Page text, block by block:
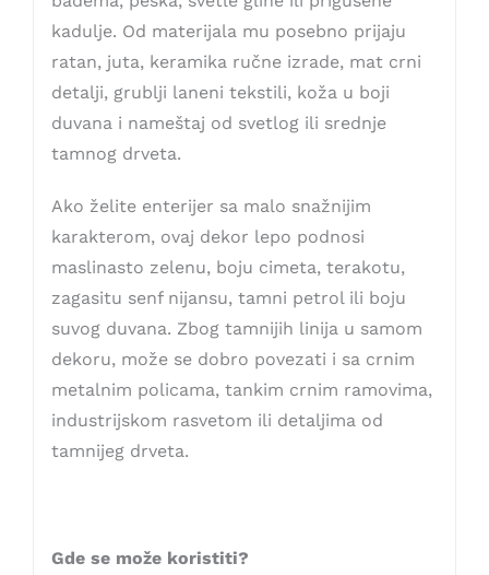
kadulje. Od materijala mu posebno prijaju
ratan, juta, keramika ručne izrade, mat crni
detalji, grublji laneni tekstili, koža u boji
duvana i nameštaj od svetlog ili srednje
tamnog drveta.
Ako želite enterijer sa malo snažnijim
karakterom, ovaj dekor lepo podnosi
maslinasto zelenu, boju cimeta, terakotu,
zagasitu senf nijansu, tamni petrol ili boju
suvog duvana. Zbog tamnijih linija u samom
dekoru, može se dobro povezati i sa crnim
metalnim policama, tankim crnim ramovima,
industrijskom rasvetom ili detaljima od
tamnijeg drveta.
Gde se može koristiti?